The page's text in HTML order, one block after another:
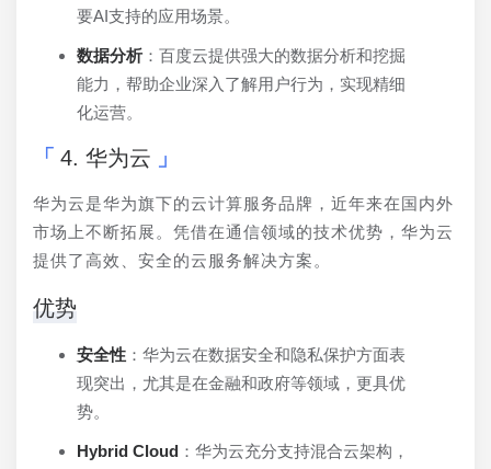
要AI支持的应用场景。
数据分析 ：百度云提供强大的数据分析和挖掘
能力，帮助企业深入了解用户行为，实现精细
化运营。
4. 华为云
华为云是华为旗下的云计算服务品牌，近年来在国内外
市场上不断拓展。凭借在通信领域的技术优势，华为云
提供了高效、安全的云服务解决方案。
优势
安全性 ：华为云在数据安全和隐私保护方面表
现突出，尤其是在金融和政府等领域，更具优
势。
Hybrid Cloud ：华为云充分支持混合云架构，